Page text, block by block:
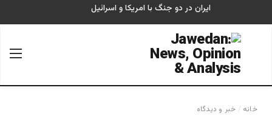
ایران در دو جنگ با امریکا و اسرائیل
جستجو برای
خانه / خبر و دیدگاه